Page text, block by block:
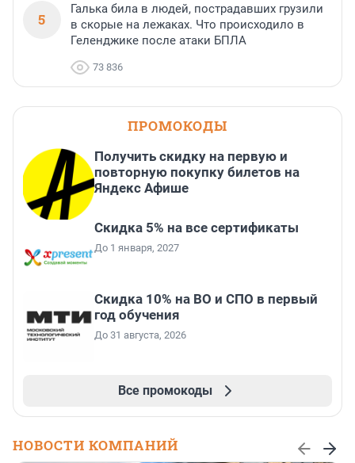
5
Галька била в людей, пострадавших грузили
в скорые на лежаках. Что происходило в
Геленджике после атаки БПЛА
73 836
ПРОМОКОДЫ
Получить скидку на первую и
повторную покупку билетов на
Яндекс Афише
Скидка 5% на все сертификаты
До 1 января, 2027
Скидка 10% на ВО и СПО в первый
год обучения
До 31 августа, 2026
Все промокоды
НОВОСТИ КОМПАНИЙ